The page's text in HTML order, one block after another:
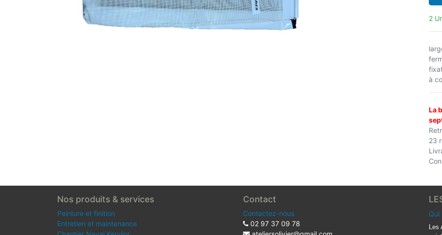
2
à
La
23
Nos produits & services
Peinture et finition
Entretien et maintenance
Contact
Contactez-nous
02 97 37 09 78
Qui
Les